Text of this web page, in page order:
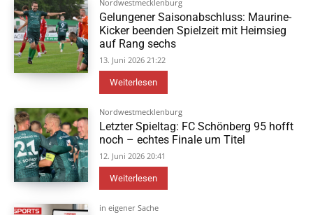
Nordwestmecklenburg
Gelungener Saisonabschluss: Maurine-
Kicker beenden Spielzeit mit Heimsieg
auf Rang sechs
13. Juni 2026 21:22
Weiterlesen
Nordwestmecklenburg
Letzter Spieltag: FC Schönberg 95 hofft
noch – echtes Finale um Titel
12. Juni 2026 20:41
Weiterlesen
in eigener Sache